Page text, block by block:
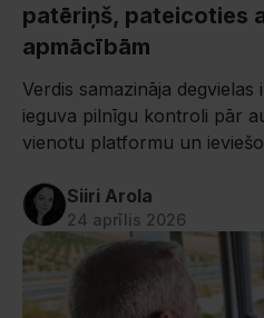
patēriņš, pateicoties
apmācībām
Verdis samazināja
ieguva pilnīgu kontroli pār
vienotu platformu un
Siiri Arola
24 aprīlis 2026